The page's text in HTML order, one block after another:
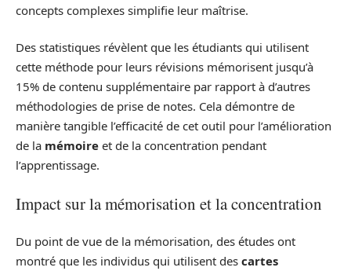
concepts complexes simplifie leur maîtrise.
Des statistiques révèlent que les étudiants qui utilisent
cette méthode pour leurs révisions mémorisent jusqu’à
15% de contenu supplémentaire par rapport à d’autres
méthodologies de prise de notes. Cela démontre de
manière tangible l’efficacité de cet outil pour l’amélioration
de la mémoire et de la concentration pendant
l’apprentissage.
Impact sur la mémorisation et la concentration
Du point de vue de la mémorisation, des études ont
montré que les individus qui utilisent des cartes